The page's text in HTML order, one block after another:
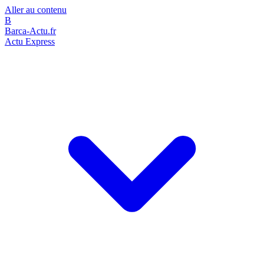
Aller au contenu
B
Barca-Actu.fr
Actu Express